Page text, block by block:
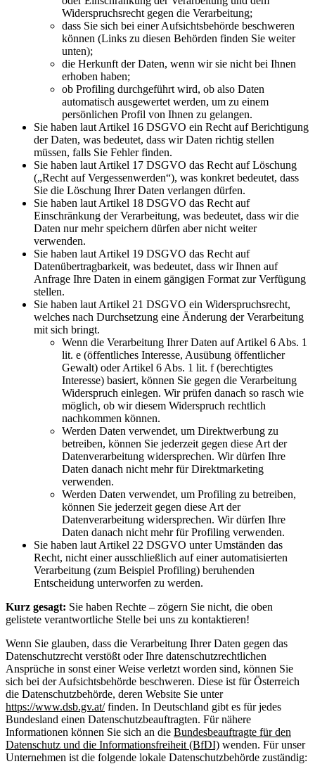
Widerspruchsrecht gegen die Verarbeitung;
dass Sie sich bei einer Aufsichtsbehörde beschweren
können (Links zu diesen Behörden finden Sie weiter
unten);
die Herkunft der Daten, wenn wir sie nicht bei Ihnen
erhoben haben;
ob Profiling durchgeführt wird, ob also Daten
automatisch ausgewertet werden, um zu einem
persönlichen Profil von Ihnen zu gelangen.
Sie haben laut Artikel 16 DSGVO ein Recht auf Berichtigung
der Daten, was bedeutet, dass wir Daten richtig stellen
müssen, falls Sie Fehler finden.
Sie haben laut Artikel 17 DSGVO das Recht auf Löschung
(„Recht auf Vergessenwerden“), was konkret bedeutet, dass
Sie die Löschung Ihrer Daten verlangen dürfen.
Sie haben laut Artikel 18 DSGVO das Recht auf
Einschränkung der Verarbeitung, was bedeutet, dass wir die
Daten nur mehr speichern dürfen aber nicht weiter
verwenden.
Sie haben laut Artikel 19 DSGVO das Recht auf
Datenübertragbarkeit, was bedeutet, dass wir Ihnen auf
Anfrage Ihre Daten in einem gängigen Format zur Verfügung
stellen.
Sie haben laut Artikel 21 DSGVO ein Widerspruchsrecht,
welches nach Durchsetzung eine Änderung der Verarbeitung
mit sich bringt.
Wenn die Verarbeitung Ihrer Daten auf Artikel 6 Abs. 1
lit. e (öffentliches Interesse, Ausübung öffentlicher
Gewalt) oder Artikel 6 Abs. 1 lit. f (berechtigtes
Interesse) basiert, können Sie gegen die Verarbeitung
Widerspruch einlegen. Wir prüfen danach so rasch wie
möglich, ob wir diesem Widerspruch rechtlich
nachkommen können.
Werden Daten verwendet, um Direktwerbung zu
betreiben, können Sie jederzeit gegen diese Art der
Datenverarbeitung widersprechen. Wir dürfen Ihre
Daten danach nicht mehr für Direktmarketing
verwenden.
Werden Daten verwendet, um Profiling zu betreiben,
können Sie jederzeit gegen diese Art der
Datenverarbeitung widersprechen. Wir dürfen Ihre
Daten danach nicht mehr für Profiling verwenden.
Sie haben laut Artikel 22 DSGVO unter Umständen das
Recht, nicht einer ausschließlich auf einer automatisierten
Verarbeitung (zum Beispiel Profiling) beruhenden
Entscheidung unterworfen zu werden.
Kurz gesagt: Sie haben Rechte – zögern Sie nicht, die oben
gelistete verantwortliche Stelle bei uns zu kontaktieren!
Wenn Sie glauben, dass die Verarbeitung Ihrer Daten gegen das
Datenschutzrecht verstößt oder Ihre datenschutzrechtlichen
Ansprüche in sonst einer Weise verletzt worden sind, können Sie
sich bei der Aufsichtsbehörde beschweren. Diese ist für Österreich
die Datenschutzbehörde, deren Website Sie unter
https://www.dsb.gv.at/finden. In Deutschland gibt es für jedes
Bundesland einen Datenschutzbeauftragten. Für nähere
Informationen können Sie sich an die Bundesbeauftragte für den
Datenschutz und die Informationsfreiheit (BfDI) wenden. Für unser
Unternehmen ist die folgende lokale Datenschutzbehörde zuständig: